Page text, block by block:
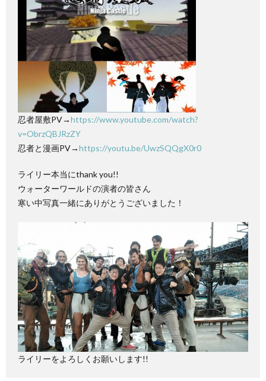
忍者屋敷PV→https://www.youtube.com/watch?
v=ObrzQBJRzZY
忍者と漫画PV→https://youtu.be/UwzSQQgX0r0
ライリー本当にthank you!!
ウォーターワールドの演者の皆さん
寒い中写真一緒にありがとうございました！
ライリーをよろしくお願いします!!